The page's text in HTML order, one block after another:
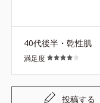
40代後半・乾性肌
満足度
投稿する